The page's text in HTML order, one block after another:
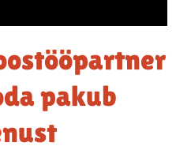
pakub